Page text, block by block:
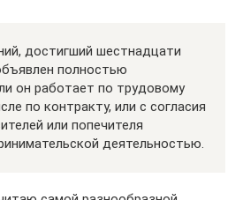
достигший шестнадцати
полностью
он работает по трудовому
по контракту, или с согласия
или попечителя
деятельностью.